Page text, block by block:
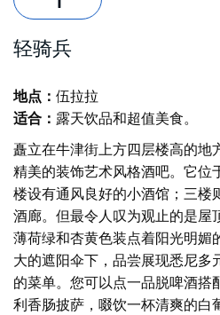
轻骑兵
地点： 伍拉拉
适合： 露天饮品和超值美食。
矗立在牛津街上方四层楼高的地
精美的装饰艺术风格酒吧。它位
楼设有通风良好的小酒馆；三楼
酒廊。但最令人叹为观止的是屋
薄荷绿和杏黄色装点着阳光明媚
大的遮阳伞下，品尝展现悉尼多
的菜单。您可以点一品脱啤酒搭
利香肠披萨，啜饮一杯清爽的白